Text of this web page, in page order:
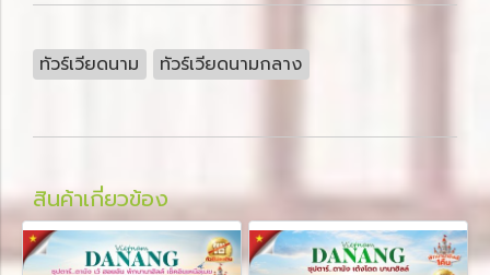
ทัวร์เวียดนาม ทัวร์เวียดนามกลาง
สินค้าเกี่ยวข้อง